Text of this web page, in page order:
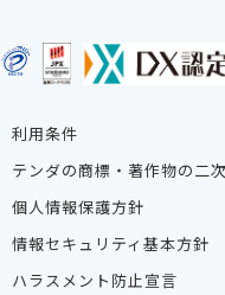
利用条件
テンダの商標・著作物の二
個人情報保護方針
情報セキュリティ基本方針
ハラスメント防止宣言